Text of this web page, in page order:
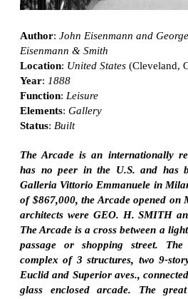
Author: John Eisenmann and
Eisenmann & Smith
Location: United States (Cleveland,
Year: 1888
Function: Leisure
Elements: Gallery
Status: Built
The Arcade is an internationally
has no peer in the U.S. and has
Galleria Vittorio Emmanuele in
of $867,000, the Arcade opened on
architects were GEO. H. SMITH
The Arcade is a cross between a
passage or shopping street.
complex of 3 structures, two 9-
Euclid and Superior aves.,
glass enclosed arcade. The